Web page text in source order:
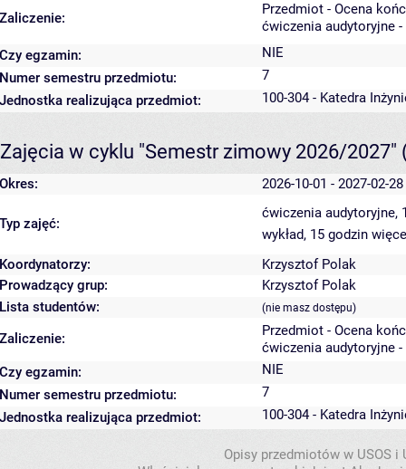
Zaliczenie:
Przedmiot - Ocena
ćwiczenia audytoryjne
Czy egzamin:
NIE
Numer semestru przedmiotu:
7
Jednostka realizująca przedmiot:
100-304 - Katedra
Zajęcia w cyklu "Semestr zimowy 2026/2027"
Okres: 2026-10-01 - 2027-02-28
Typ zajęć:
ćwiczenia audytoryjne,
wykład, 15 godzin
Koordynatorzy:
Krzysztof Polak
Prowadzący grup:
Krzysztof Polak
Lista studentów:
(nie masz dostępu)
Zaliczenie:
Przedmiot - Ocena
ćwiczenia audytoryjne
Czy egzamin:
NIE
Numer semestru przedmiotu:
7
Jednostka realizująca przedmiot:
100-304 - Katedra
Opisy przedmiotów w USOS